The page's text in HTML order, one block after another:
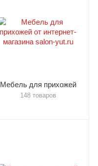
Мебель для прихожей
148 товаров